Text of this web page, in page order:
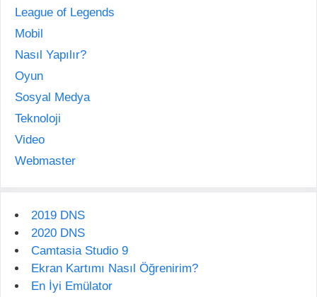
League of Legends
Mobil
Nasıl Yapılır?
Oyun
Sosyal Medya
Teknoloji
Video
Webmaster
2019 DNS
2020 DNS
Camtasia Studio 9
Ekran Kartımı Nasıl Öğrenirim?
En İyi Emülator